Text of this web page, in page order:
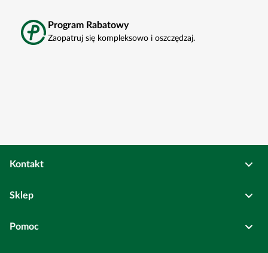
Program Rabatowy
Zaopatruj się kompleksowo i oszczędzaj.
Kontakt
Bierutów
Sklep
Wszystkie kategorie
Pomoc